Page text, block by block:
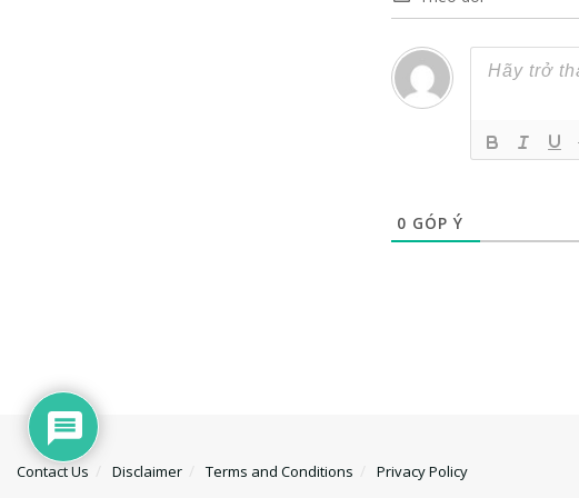
0 GÓP Ý
Contact Us Disclaimer Terms and Conditions Privacy Policy